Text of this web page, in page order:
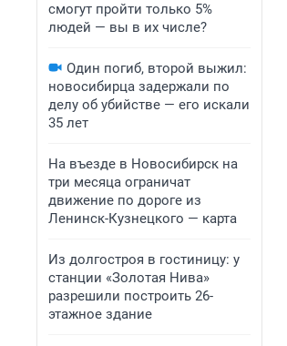
смогут пройти только 5%
людей — вы в их числе?
Один погиб, второй выжил:
новосибирца задержали по
делу об убийстве — его искали
35 лет
На въезде в Новосибирск на
три месяца ограничат
движение по дороге из
Ленинск-Кузнецкого — карта
Из долгостроя в гостиницу: у
станции «Золотая Нива»
разрешили построить 26-
этажное здание